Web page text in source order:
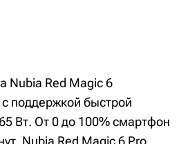
Nubia Red Magic 6
поддержкой быстрой
Вт. От 0 до 100% смартфон
Nubia Red Magic 6 Pro